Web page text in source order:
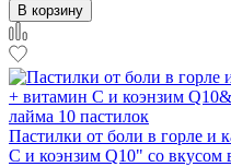
В корзину
Пастилки от боли в горле
С и коэнзим Q10" со вкусом